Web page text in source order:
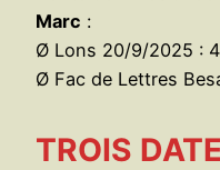
Marc :
Ø Lons 20/9/2025 :
Ø Fac de Lettres
TROIS